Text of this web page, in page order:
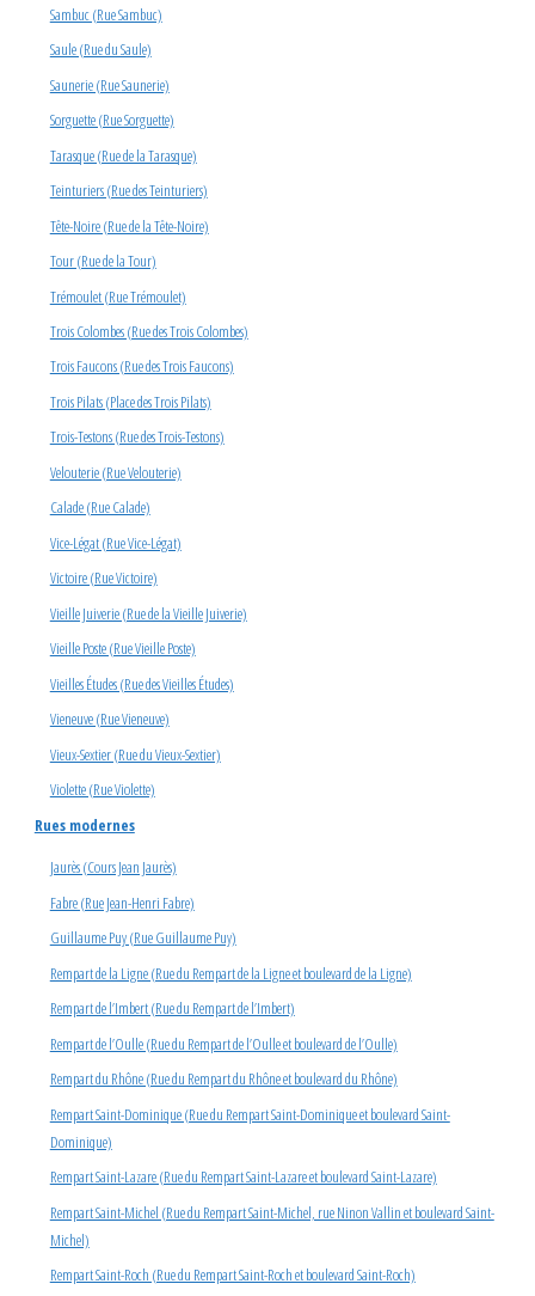
Sambuc (Rue Sambuc)
Saule (Rue du Saule)
Saunerie (Rue Saunerie)
Sorguette (Rue Sorguette)
Tarasque (Rue de la Tarasque)
Teinturiers (Rue des Teinturiers)
Tête-Noire (Rue de la Tête-Noire)
Tour (Rue de la Tour)
Trémoulet (Rue Trémoulet)
Trois Colombes (Rue des Trois Colombes)
Trois Faucons (Rue des Trois Faucons)
Trois Pilats (Place des Trois Pilats)
Trois-Testons (Rue des Trois-Testons)
Velouterie (Rue Velouterie)
Calade (Rue Calade)
Vice-Légat (Rue Vice-Légat)
Victoire (Rue Victoire)
Vieille Juiverie (Rue de la Vieille Juiverie)
Vieille Poste (Rue Vieille Poste)
Vieilles Études (Rue des Vieilles Études)
Vieneuve (Rue Vieneuve)
Vieux-Sextier (Rue du Vieux-Sextier)
Violette (Rue Violette)
Rues modernes
Jaurès (Cours Jean Jaurès)
Fabre (Rue Jean-Henri Fabre)
Guillaume Puy (Rue Guillaume Puy)
Rempart de la Ligne (Rue du Rempart de la Ligne et boulevard de la Ligne)
Rempart de l’Imbert (Rue du Rempart de l’Imbert)
Rempart de l’Oulle (Rue du Rempart de l’Oulle et boulevard de l’Oulle)
Rempart du Rhône (Rue du Rempart du Rhône et boulevard du Rhône)
Rempart Saint-Dominique (Rue du Rempart Saint-Dominique et boulevard Saint-
Dominique)
Rempart Saint-Lazare (Rue du Rempart Saint-Lazare et boulevard Saint-Lazare)
Rempart Saint-Michel (Rue du Rempart Saint-Michel, rue Ninon Vallin et boulevard Saint-
Michel)
Rempart Saint-Roch (Rue du Rempart Saint-Roch et boulevard Saint-Roch)